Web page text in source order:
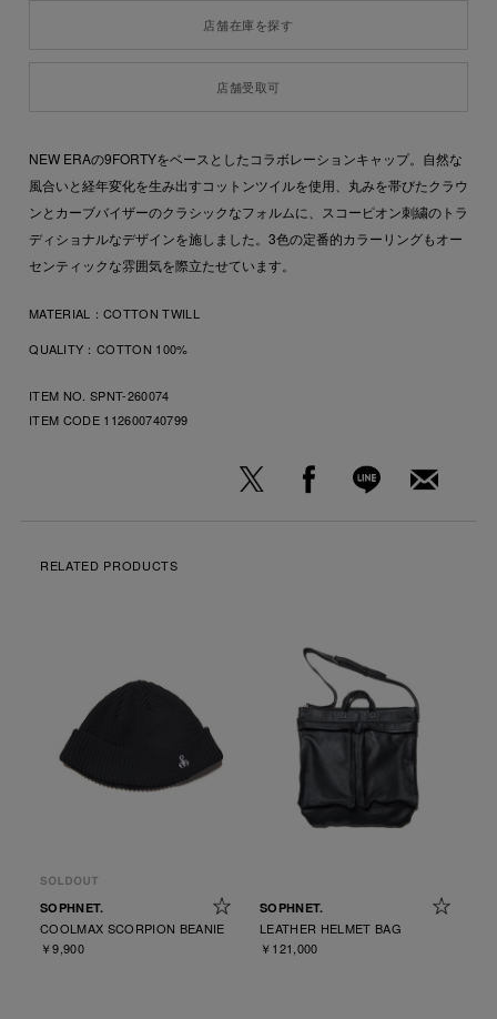
店舗在庫を探す
店舗受取可
NEW ERAの9FORTYをベースとしたコラボレーションキャップ。自然な
風合いと経年変化を生み出すコットンツイルを使用、丸みを帯びたクラウ
ンとカーブバイザーのクラシックなフォルムに、スコーピオン刺繍のトラ
ディショナルなデザインを施しました。3色の定番的カラーリングもオー
センティックな雰囲気を際立たせています。
MATERIAL： COTTON TWILL
QUALITY： COTTON 100%
ITEM NO. SPNT-260074
ITEM CODE 112600740799
RELATED PRODUCTS
SOPHNET.
COOLMAX SCORPION BEANIE
￥9,900
SOPHNET.
LEATHER HELMET BAG
￥121,000